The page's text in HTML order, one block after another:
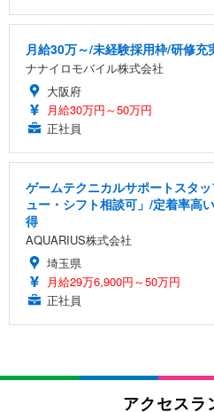
月給30万～/未経験採用枠/研修
ナナイロモバイル株式会社
大阪府
月給30万円～50万円
正社員
ゲームテクニカルサポートスタ
ュー・シフト相談可」/定着率高
得
AQUARIUS株式会社
埼玉県
月給29万6,900円～50万円
正社員
アクセスラ